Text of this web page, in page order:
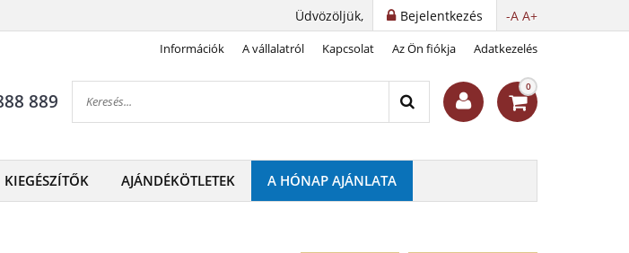
-A A+
Bejelentkezés
Üdvözöljük,
Információk A vállalatról Kapcsolat Az Ön fiókja Adatkezelés
889
0
KIEGÉSZÍTŐK AJÁNDÉKÖTLETEK A HÓNAP AJÁNLATA
színarannyal bevont replikája!